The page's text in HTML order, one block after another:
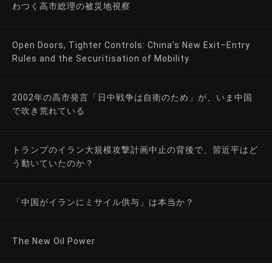
わつく高市総理の被災地視察
Open Doors, Tighter Controls: China’s New Exit–Entry
Rules and the Securitisation of Mobility
2002年の高市発言「日中戦争は自衛のため」が、いま中国
で吹き荒れている
トランプのイラン大規模攻撃計画中止の背後で、習近平はど
う動いていたのか？
「中国がイランにミサイル供与」は本当か？
The New Oil Power